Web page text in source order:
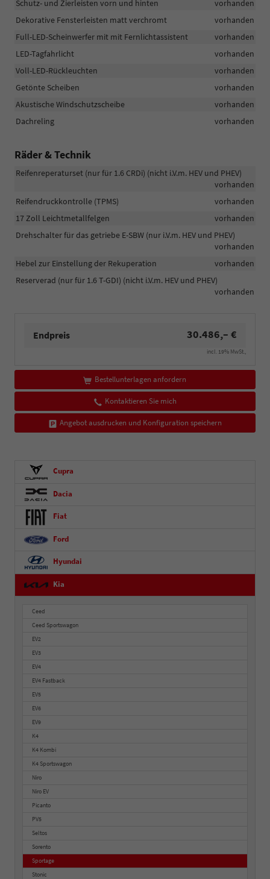
Schutz- und Zierleisten vorn und hinten
vorhanden
Dekorative Fensterleisten matt verchromt
vorhanden
Full-LED-Scheinwerfer mit mit Fernlichtassistent
vorhanden
LED-Tagfahrlicht
vorhanden
Voll-LED-Rückleuchten
vorhanden
Getönte Scheiben
vorhanden
Akustische Windschutzscheibe
vorhanden
Dachreling
vorhanden
Räder & Technik
Reifenreperaturset (nur für 1.6 CRDi) (nicht i.V.m. HEV und PHEV)
vorhanden
Reifendruckkontrolle (TPMS)
vorhanden
17 Zoll Leichtmetallfelgen
vorhanden
Drehschalter für das getriebe E-SBW (nur i.V.m. HEV und PHEV)
vorhanden
Hebel zur Einstellung der Rekuperation
vorhanden
Reserverad (nur für 1.6 T-GDI) (nicht i.V.m. HEV und PHEV)
vorhanden
Endpreis 30.486,– €
incl. 19% MwSt.,
Bestellunterlagen anfordern
Kontaktieren Sie mich
Angebot ausdrucken und Konfiguration speichern
Cupra
Dacia
Fiat
Ford
Hyundai
Kia
Ceed
Ceed Sportswagon
EV2
EV3
EV4
EV4 Fastback
EV5
EV6
EV9
K4
K4 Kombi
K4 Sportswagon
Niro
Niro EV
Picanto
PV5
Seltos
Sorento
Sportage
Stonic